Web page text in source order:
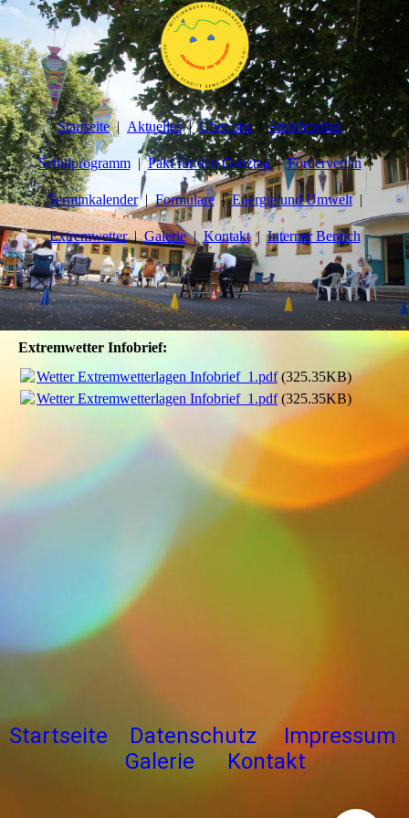
Startseite Aktuelles Über uns Stundenplan
Schulprogramm Pakt für den Ganztag Förderverein
Terminkalender Formulare Energie und Umwelt
Extremwetter Galerie Kontakt Interner Bereich
Extremwetter Infobrief:
Wetter Extremwetterlagen Infobrief_1.pdf(325.35KB)
Wetter Extremwetterlagen Infobrief_1.pdf(325.35KB)
Startseite Datenschutz
Impressum
Galerie
Kontakt